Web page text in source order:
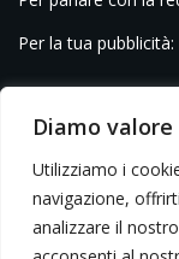
Diamo
Utilizziamo i
navigazione,
analizzare il
Per la tua pubblicità: